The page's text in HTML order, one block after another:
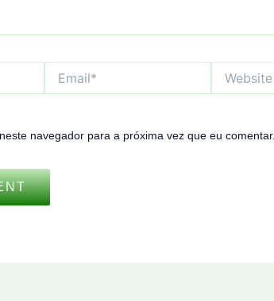
navegador para a próxima vez que eu comentar.